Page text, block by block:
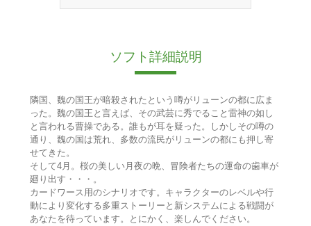
ソフト詳細説明
隣国、魏の国王が暗殺されたという噂がリューンの都に広ま
った。魏の国王と言えば、その武芸に秀でること雷神の如し
と言われる曹操である。誰もが耳を疑った。しかしその噂の
通り、魏の国は荒れ、多数の流民がリューンの都にも押し寄
せてきた。
そして4月。桜の美しい月夜の晩、冒険者たちの運命の歯車が
廻り出す・・・。
カードワース用のシナリオです。キャラクターのレベルや行
動により変化する多重ストーリーと新システムによる戦闘が
あなたを待っています。とにかく、楽しんでください。